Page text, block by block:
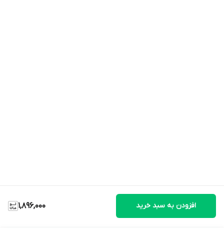
1,896,000 افزودن به سبد خرید